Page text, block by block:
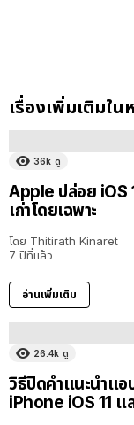
เรื่องเพิ่มเติมใ
36k ดู
Apple ปล่อย iOS
เก่าโดยเฉพาะ
โดย Thitirath Kinaret
7 ปีที่แล้ว
อ่านเพิ่มเติม
26.4k ดู
วิธีปิดคำแนะนำแ
iPhone iOS 11 แ